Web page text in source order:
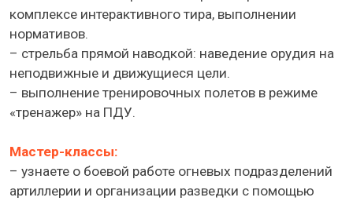
комплексе интерактивного тира, выполнении
нормативов.
– стрельба прямой наводкой: наведение орудия на
неподвижные и движущиеся цели.
– выполнение тренировочных полетов в режиме
«тренажер» на ПДУ.
Мастер-классы:
– узнаете о боевой работе огневых подразделений
артиллерии и организации разведки с помощью